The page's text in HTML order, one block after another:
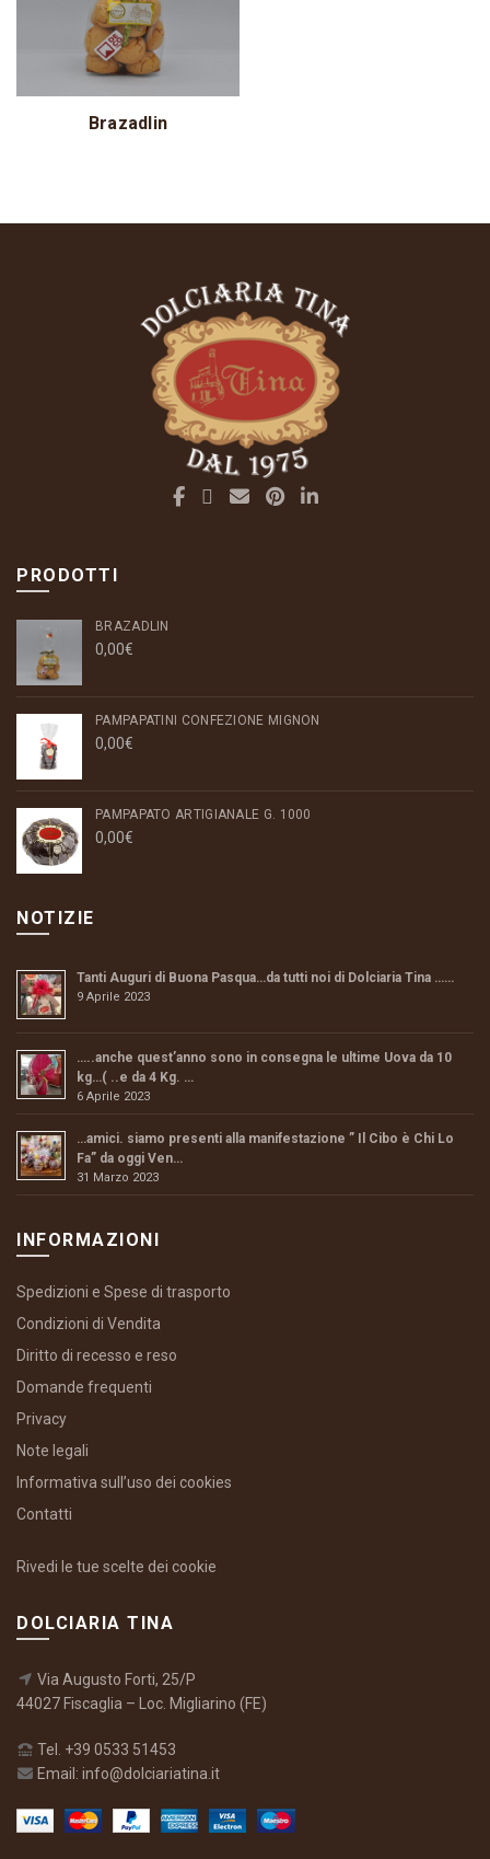
Brazadlin
PRODOTTI
BRAZADLIN
0,00€
PAMPAPATINI CONFEZIONE MIGNON
0,00€
PAMPAPATO ARTIGIANALE G. 1000
0,00€
NOTIZIE
Tanti Auguri di Buona Pasqua…da tutti noi di Dolciaria Tina ……
9 Aprile 2023
…..anche quest’anno sono in consegna le ultime Uova da 10
kg…( ..e da 4 Kg. …
6 Aprile 2023
…amici. siamo presenti alla manifestazione ” Il Cibo è Chi Lo
Fa” da oggi Ven…
31 Marzo 2023
INFORMAZIONI
Spedizioni e Spese di trasporto
Condizioni di Vendita
Diritto di recesso e reso
Domande frequenti
Privacy
Note legali
Informativa sull’uso dei cookies
Contatti
Rivedi le tue scelte dei cookie
DOLCIARIA TINA
Via Augusto Forti, 25/P
44027 Fiscaglia – Loc. Migliarino (FE)
Tel. +39 0533 51453
Email: info@dolciariatina.it